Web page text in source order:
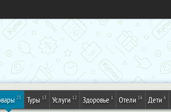
25 Туры 13 Услуги 12 Здоровье 1 Отели 16 Дети 6